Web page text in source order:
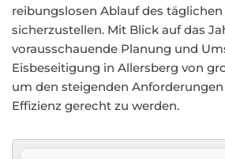
reibungslosen Ablauf des
sicherzustellen. Mit Blick auf das
vorausschauende Planung und
Eisbeseitigung in Allersberg von
um den steigenden
Effizienz gerecht zu werden.